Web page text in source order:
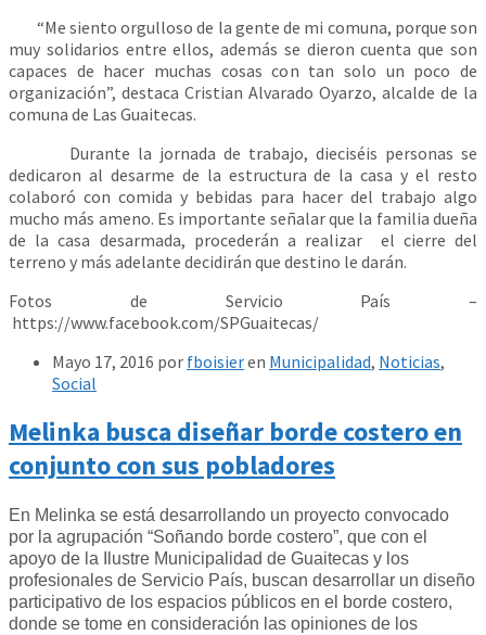
“Me siento orgulloso de la gente de mi comuna, porque son
muy solidarios entre ellos, además se dieron cuenta que son
capaces de hacer muchas cosas con tan solo un poco de
organización”, destaca Cristian Alvarado Oyarzo, alcalde de la
comuna de Las Guaitecas.
Durante la jornada de trabajo, dieciséis personas se
dedicaron al desarme de la estructura de la casa y el resto
colaboró con comida y bebidas para hacer del trabajo algo
mucho más ameno. Es importante señalar que la familia dueña
de la casa desarmada, procederán a realizar el cierre del
terreno y más adelante decidirán que destino le darán.
Fotos de Servicio País –
https://www.facebook.com/SPGuaitecas/
Mayo 17, 2016 por fboisieren Municipalidad, Noticias,
Social
Melinka busca diseñar borde costero en
conjunto con sus pobladores
En Melinka se está desarrollando un proyecto convocado
por la agrupación “Soñando borde costero”, que con el
apoyo de la Ilustre Municipalidad de Guaitecas y los
profesionales de Servicio País, buscan desarrollar un diseño
participativo de los espacios públicos en el borde costero,
donde se tome en consideración las opiniones de los